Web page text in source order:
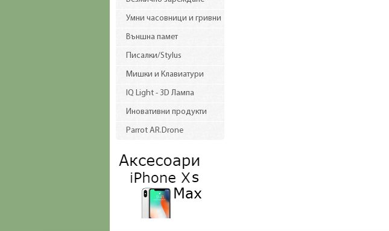
Умни часовници и гривни
Външна памет
Писалки/Stylus
Мишки и Клавиатури
IQ Light - 3D Лампа
Иновативни продукти
Parrot AR.Drone